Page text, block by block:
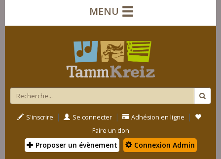
MENU
S'inscrire | Se connecter | Adhésion en ligne |
Faire un don
Proposer un évènement Connexion Admin